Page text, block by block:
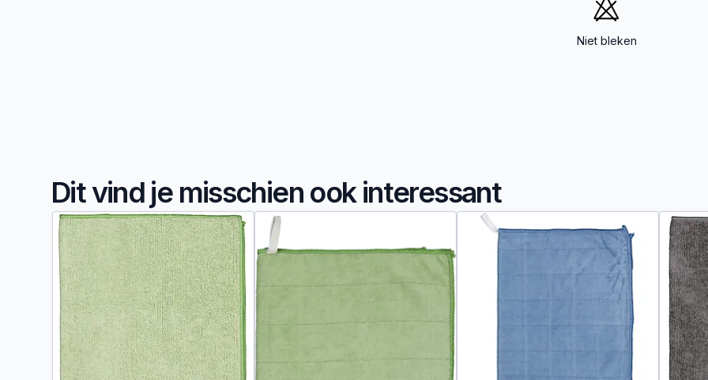
Niet bleken
Dit vind je misschien ook interessant